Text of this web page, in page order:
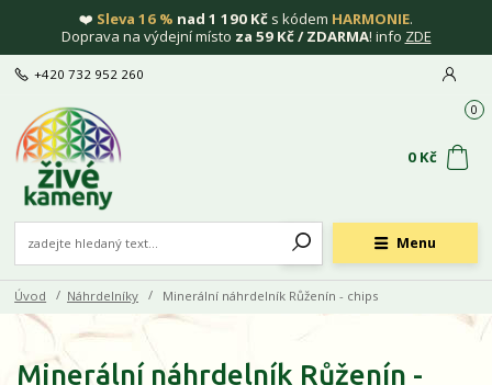
❤️ Sleva 16 % nad 1 190 Kč s kódem HARMONIE.
Doprava na výdejní místo za 59 Kč / ZDARMA! info ZDE
Menu
+420 732 952 260
0
0 Kč
Úvod Náhrdelníky Minerální náhrdelník Růženín - chips
Minerální náhrdelník Růženín -